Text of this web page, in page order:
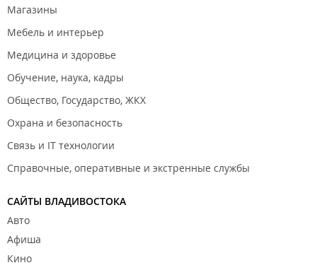
Магазины
Мебель и интерьер
Медицина и здоровье
Обучение, наука, кадры
Общество, Государство, ЖКХ
Охрана и безопасность
Связь и IT технологии
Справочные, оперативные и экстренные службы
САЙТЫ ВЛАДИВОСТОКА
Авто
Афиша
Кино